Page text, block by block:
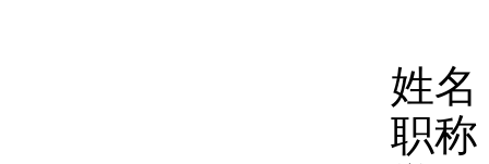
姓
职称